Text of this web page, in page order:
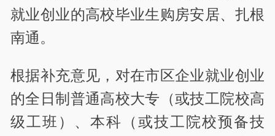
就业创业的高校毕业生购房安居、扎根
南通。
根据补充意见，对在市区企业就业创业
的全日制普通高校大专（或技工院校高
级工班）、本科（或技工院校预备技